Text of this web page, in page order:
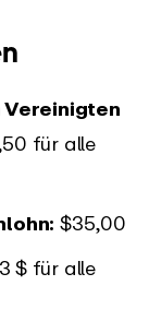
für alle
$35,00
$ für alle